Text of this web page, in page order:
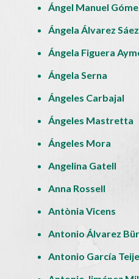
Ángel Manuel
Ángela Álvarez Sáez
Ángela Figuera
Ángela Serna
Ángeles Carbajal
Ángeles Mastretta
Ángeles Mora
Angelina Gatell
Anna Rossell
Antònia Vicens
Antonio Álvarez
Antonio García